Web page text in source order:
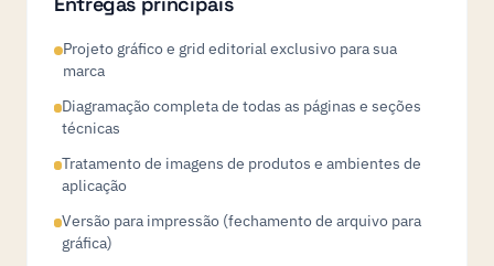
Projeto gráfico e grid editorial exclusivo para sua
marca
Diagramação completa de todas as páginas e seções
técnicas
Tratamento de imagens de produtos e ambientes de
aplicação
Versão para impressão (fechamento de arquivo para
gráfica)